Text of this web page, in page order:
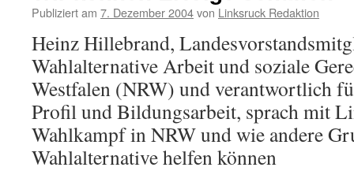
Publiziert am 7. Dezember 2004von Linksruck Redaktion
Heinz Hillebrand,
Wahlalternative Arbeit und soziale
Westfalen (NRW) und verantwortlich
Profil und Bildungsarbeit, sprach mit
Wahlkampf in NRW und wie andere
Wahlalternative helfen können